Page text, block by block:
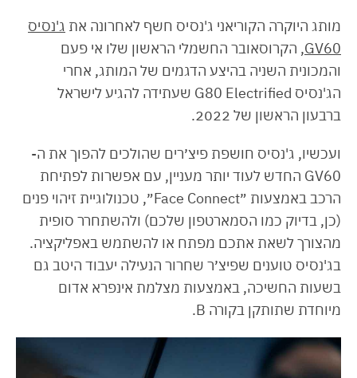
מותג היוקרה הקוריאני ג'נסיס חשף לאחרונה את ג'נסיס
GV60, הקרוסאובר החשמלי הראשון שלו אי פעם
והמכונית השניה בהיצע הדגמים של המותג, אחרי
הג'נסיס G80 Electrified שעתידה להגיע לישראל
ברבעון הראשון של 2022.
ועכשיו, ג'נסיס חושפת פיצ׳רים שהולכים להפוך את ה-
GV60 החדש לעוד יותר מעניין, עם אפשרות לפתיחת
הרכב באמצעות ״Face Connect״, טכנולוגיית זיהוי פנים
(כן, בדיוק כמו הסמארטפון שלכם) ולהשתחרר סופית
מהצורך לשאת אתכם מפתח או להשתמש באפליקציה.
בג'נסיס טוענים שפיצ׳ר שחרור הנעילה יעבוד היטב גם
בשעות החשיכה, באמצעות מצלמת אינפרא אדום
מיוחדת שתותקן בקורה B.